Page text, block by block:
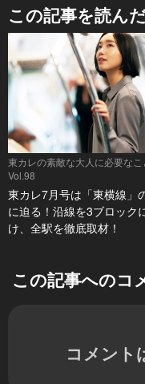
この記事を読ん
東カレの素敵な大人に必要なこ
Vol.98
東カレ7月号は「東横線」
に迫る！沿線を3ブロック
け、全駅を徹底取材！
この記事へのコ
コメント